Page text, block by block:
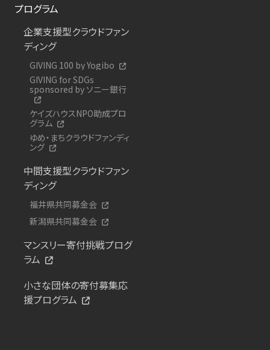
プログラム
企業支援型クラウドファン
ディング
GIVING 100 by Yogibo
GIVING for SDGs
sponsored by ソニー銀行
ケイズハウスNPO助成プロ
グラム
ゆめ・まちクラウドファンディ
ング
中間支援型クラウドファン
ディング
福井県共同募金会
新潟県共同募金会
マンスリー寄付挑戦プログ
ラム
小さな団体の寄付募集応
援プログラム